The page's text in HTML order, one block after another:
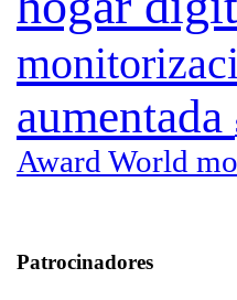
aumentada
Award World
Patrocinadores